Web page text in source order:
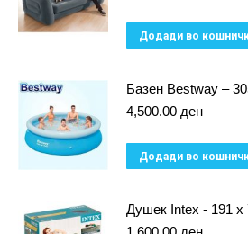
Додади во
Базен Bestway –
4,500.00 ден
Додади во
Душек Intex - 191 x